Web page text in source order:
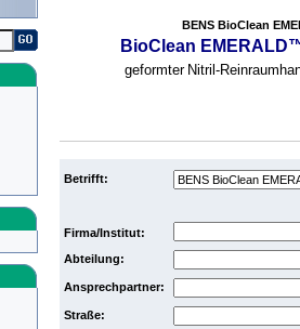
BENS BioClean
BioClean
geformter Nitril-
Betrifft:
Firma/Institut:
Abteilung:
Ansprechpartner:
Straße: